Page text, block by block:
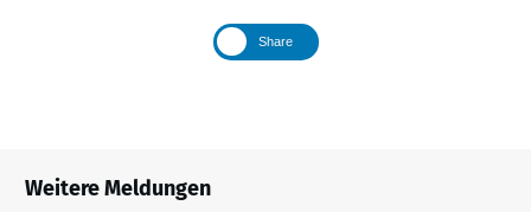
Share
Weitere Meldungen